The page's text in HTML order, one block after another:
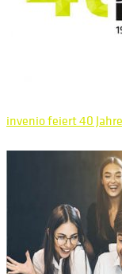
invenio feiert 40